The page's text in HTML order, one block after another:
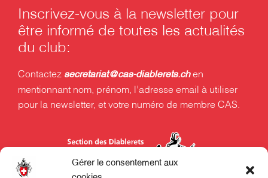
Gérer le consentement aux
Inscrivez-vous à la newsletter pour
être informé de toutes les actualités
du club:
Contactez secretariat@cas-diablerets.chen
mentionnant nom, prénom, l’adresse email à utiliser
pour la newsletter, et votre numéro de membre CAS.